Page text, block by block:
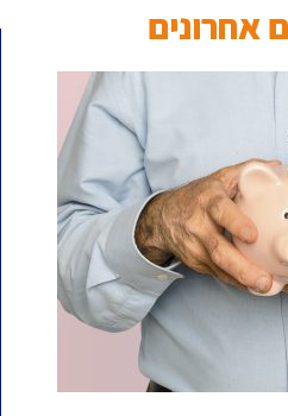
אחרונים